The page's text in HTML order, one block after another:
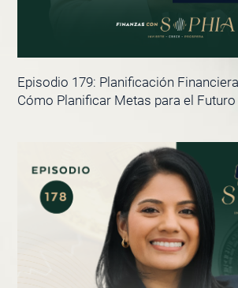
Episodio 179: Planificación
Cómo Planificar Metas para el